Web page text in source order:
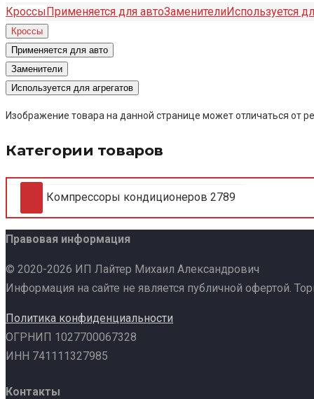
Кроссы Применяется для автоЗаменителиИспользуется
Кроссы
Применяется для авто
Заменители
Используется для агрегатов
Изображение товара на данной странице может отличаться от
Категории товаров
Компрессоры кондиционеров 2789
Правовая информация
© 2020-2026 ИП Лайтер Михаил Александрович
Информация на сайте не является публичной офертой.
Политика конфиденциальности
ОГРНИП 1027700067328
ИНН 741111327985
Контакты